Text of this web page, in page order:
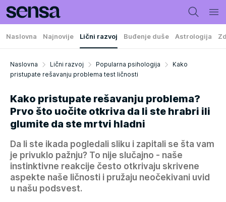
Naslovna Najnovije Lični razvoj Buđenje duše Astrologija
Naslovna Lični razvoj Popularna psihologija
Kako
pristupate rešavanju problema test ličnosti
Kako pristupate rešavanju problema?
Prvo što uočite otkriva da li ste hrabri ili
glumite da ste mrtvi hladni
Da li ste ikada pogledali sliku i zapitali se šta vam
je privuklo pažnju? To nije slučajno - naše
instinktivne reakcije često otkrivaju skrivene
aspekte naše ličnosti i pružaju neočekivani uvid
u našu podsvest.